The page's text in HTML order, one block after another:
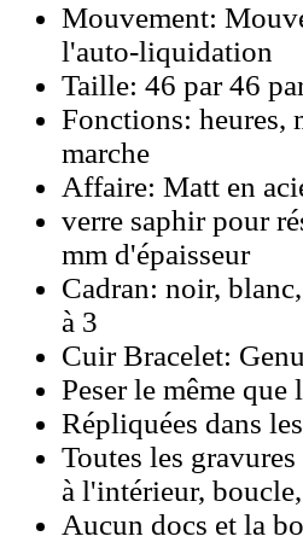
Mouvement:
l'auto-liquidation
Taille: 46 par 46
Fonctions: heures,
marche
Affaire: Matt en
verre saphir pour
mm d'épaisseur
Cadran: noir,
à 3
Cuir Bracelet:
Peser le même
Répliquées dans
Toutes les
à l'intérieur,
Aucun docs et la